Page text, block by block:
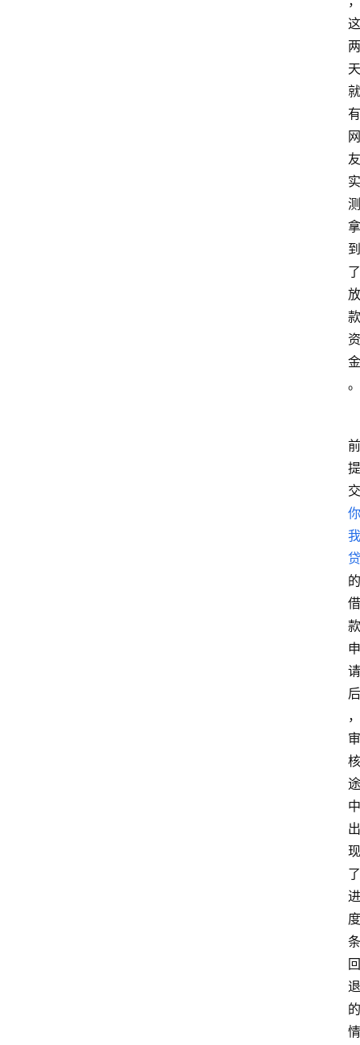
这
两
天
就
有
网
友
实
测
拿
到
了
放
款
资
金
。
前
提
交
你
我
贷
的
借
款
申
请
后
，
审
核
途
中
出
现
了
进
度
条
回
退
的
情